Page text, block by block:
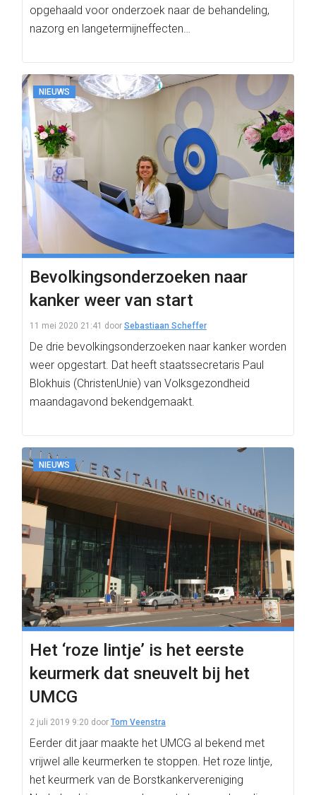
opgehaald voor onderzoek naar de behandeling,
nazorg en langetermijneffecten…
NIEUWS
Bevolkingsonderzoeken naar
kanker weer van start
11 mei 2020 21:41 door Sebastiaan Scheffer
De drie bevolkingsonderzoeken naar kanker worden
weer opgestart. Dat heeft staatssecretaris Paul
Blokhuis (ChristenUnie) van Volksgezondheid
maandagavond bekendgemaakt.
NIEUWS
Het ‘roze lintje’ is het eerste
keurmerk dat sneuvelt bij het
UMCG
2 juli 2019 9:20 door Tom Veenstra
Eerder dit jaar maakte het UMCG al bekend met
vrijwel alle keurmerken te stoppen. Het roze lintje,
het keurmerk van de Borstkankervereniging